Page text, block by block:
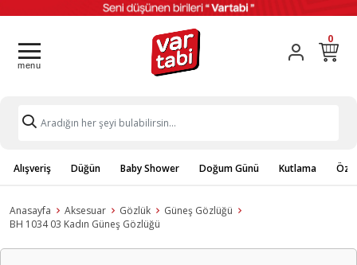
0
Alışveriş Düğün Baby Shower Doğum Günü Kutlama
Anasayfa Aksesuar Gözlük
Güneş Gözlüğü
BH 1034 03 Kadın Güneş Gözlüğü